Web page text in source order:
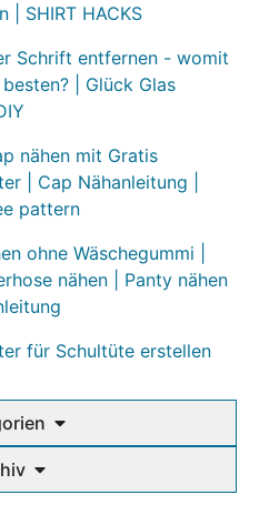
| SHIRT HACKS
Schrift entfernen - womit
| Glück Glas
nähen mit Gratis
| Cap Nähanleitung |
pattern
ohne Wäschegummi |
nähen | Panty nähen
für Schultüte erstellen